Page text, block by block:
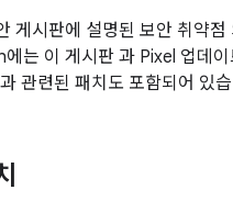
게시판에 설명된 보안 취약
는 이 게시판 과 Pixel 업데
관련된 패치도 포함되어 있